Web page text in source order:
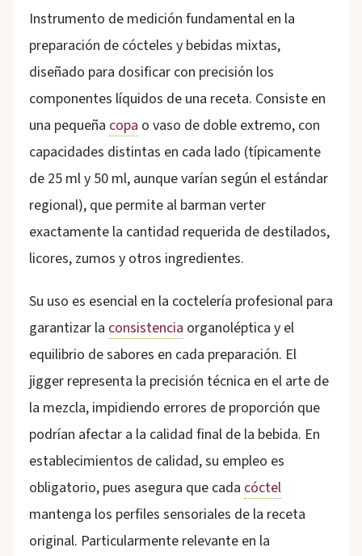
Instrumento de medición fundamental en la
preparación de cócteles y bebidas mixtas,
diseñado para dosificar con precisión los
componentes líquidos de una receta. Consiste en
una pequeña copa o vaso de doble extremo, con
capacidades distintas en cada lado (típicamente
de 25 ml y 50 ml, aunque varían según el estándar
regional), que permite al barman verter
exactamente la cantidad requerida de destilados,
licores, zumos y otros ingredientes.
Su uso es esencial en la coctelería profesional para
garantizar la consistencia organoléptica y el
equilibrio de sabores en cada preparación. El
jigger representa la precisión técnica en el arte de
la mezcla, impidiendo errores de proporción que
podrían afectar a la calidad final de la bebida. En
establecimientos de calidad, su empleo es
obligatorio, pues asegura que cada cóctel
mantenga los perfiles sensoriales de la receta
original. Particularmente relevante en la